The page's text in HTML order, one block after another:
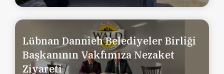
Lübnan Dannieh Belediyeler Birliği
Başkanının Vakfımıza Nezaket
Ziyareti